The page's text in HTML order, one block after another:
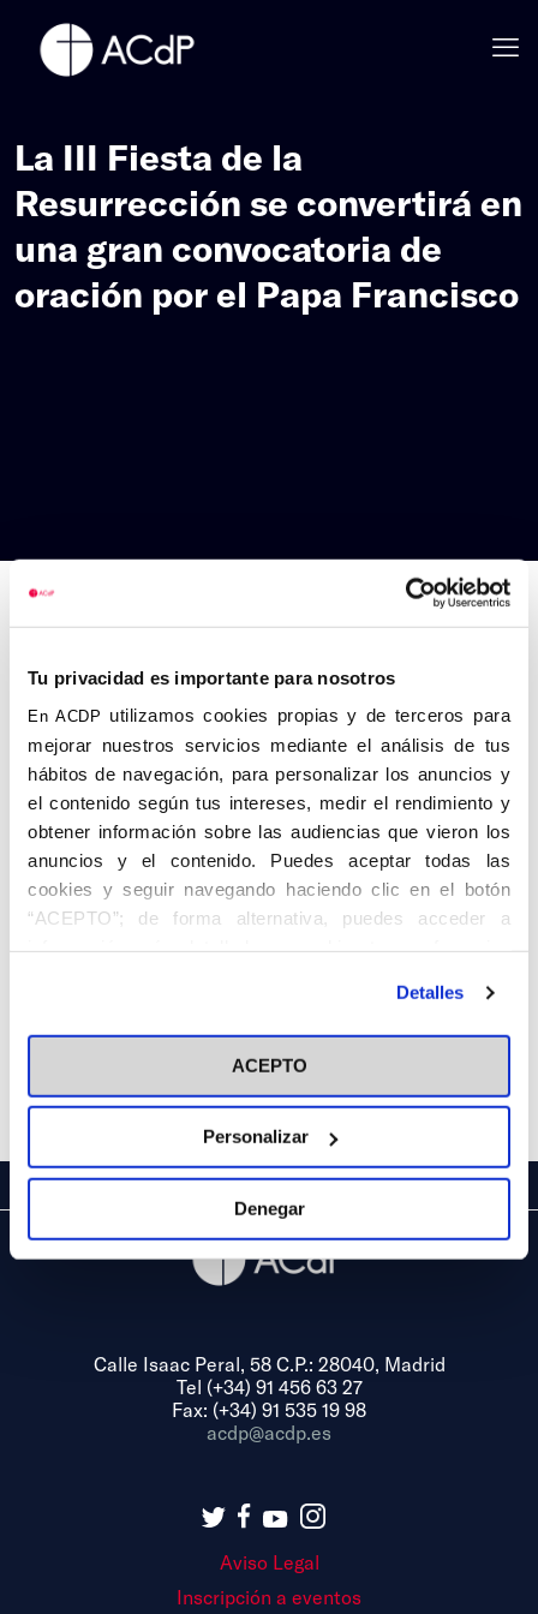
Tu privacidad es importante para nosotros
En ACDP utilizamos cookies propias y de terceros para
mejorar nuestros servicios mediante el análisis de tus
hábitos de navegación, para personalizar los anuncios y
el contenido según tus intereses, medir el rendimiento y
obtener información sobre las audiencias que vieron los
anuncios y el contenido. Puedes aceptar todas las
cookies y seguir navegando haciendo clic en el botón
“ACEPTO”; de forma alternativa, puedes acceder a
información más detallada y cambiar tus preferencias
en el botón "Personalizar". Para más información puedes
visitar nuestra Política de Cookies
Detalles
ACEPTO
Personalizar
Denegar
La III Fiesta de la
Resurrección se convertirá en
una gran convocatoria de
oración por el Papa Francisco
Share
Calle Isaac Peral, 58 C.P.: 28040, Madrid
Tel (+34) 91 456 63 27
Fax: (+34) 91 535 19 98
acdp@acdp.es
Aviso Legal
Inscripción a eventos